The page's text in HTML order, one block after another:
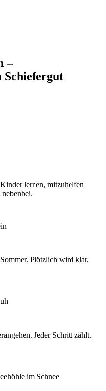
–
Schiefergut
lernen, mitzuhelfen
Plötzlich wird klar,
Jeder Schritt zählt.